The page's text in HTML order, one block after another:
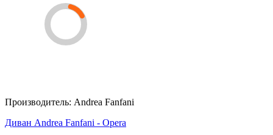
Производитель: Andrea Fanfani
Диван Andrea Fanfani - Opera